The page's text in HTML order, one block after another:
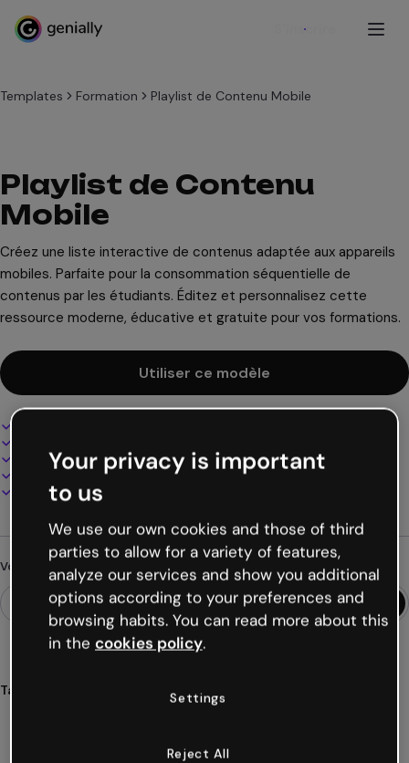
S'inscrire
Templates Formation Playlist de Contenu Mobile
Playlist de Contenu
Mobile
Créez une liste interactive de contenus adaptée aux appareils
mobiles. Parfaite pour la consommation séquentielle de
contenus par les étudiants. Éditez et personnalisez cette
ressource moderne, éducative et gratuite pour vos formations.
Utiliser ce modèle
Ajoutez audio, vidéo et multimédia
Présentez, partagez ou publiez en ligne
Téléchargez en PDF, MP4 et autres formats
Vous cherchez autre chose ?
Tags
interactif
Your privacy is important
to us
We use our own cookies and those of third
parties to allow for a variety of features,
analyze our services and show you additional
options according to your preferences and
browsing habits. You can read more about this
in the cookies policy.
Settings
Reject All